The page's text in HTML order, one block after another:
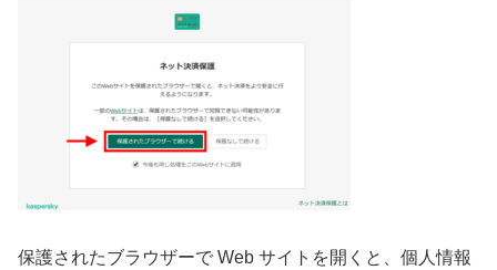
保護されたブラウザーで Web サイトを開くと、個人情報